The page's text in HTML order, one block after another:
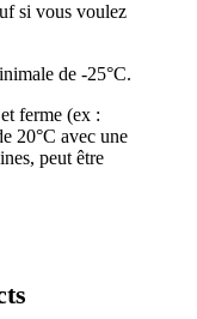
si vous voulez
de -25°C.
ferme (ex :
20°C avec une
peut être